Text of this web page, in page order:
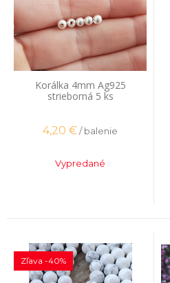
Korálka 4mm Ag925
strieborná 5 ks
4,20 €/ balenie
Vypredané
Zľava -40%